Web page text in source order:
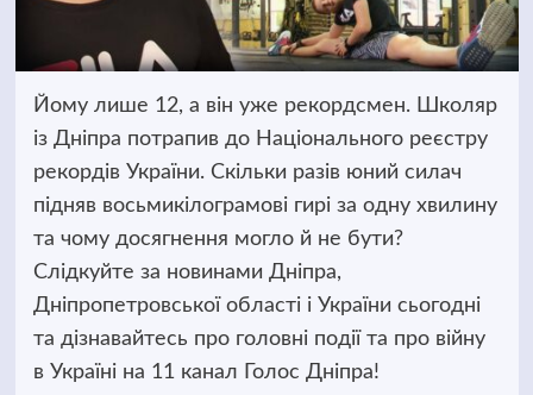
Йому лише 12, а він уже рекордсмен. Школяр
із Дніпра потрапив до Національного реєстру
рекордів України. Скільки разів юний силач
підняв восьмикілограмові гирі за одну хвилину
та чому досягнення могло й не бути?
Слідкуйте за новинами Дніпра,
Дніпропетровської області і України сьогодні
та дізнавайтесь про головні події та про війну
в Україні на 11 канал Голос Дніпра!